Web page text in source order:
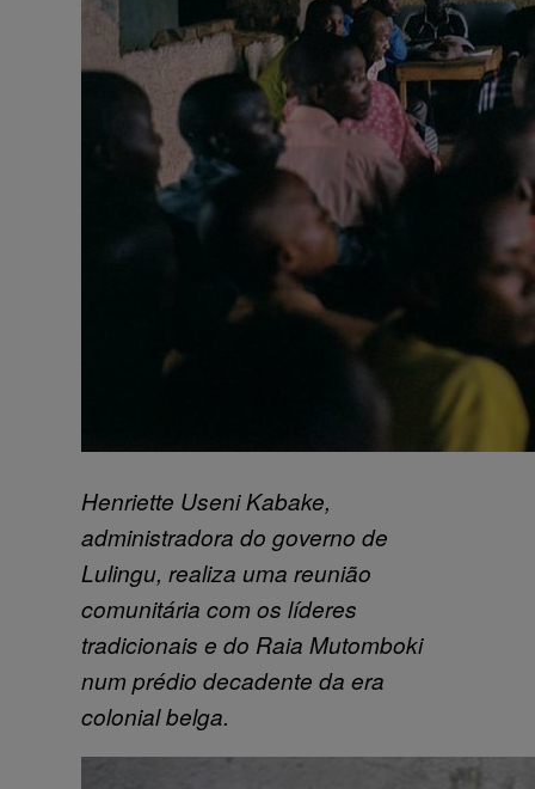
Henriette Useni Kabake,
administradora do governo de
Lulingu, realiza uma reunião
comunitária com os líderes
tradicionais e do Raia Mutomboki
num prédio decadente da era
colonial belga.